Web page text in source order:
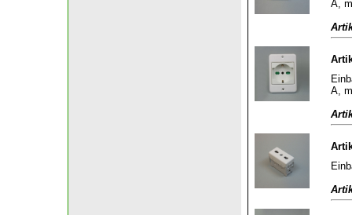
A,
A,